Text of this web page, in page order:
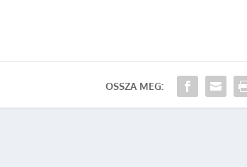
OSSZA MEG: